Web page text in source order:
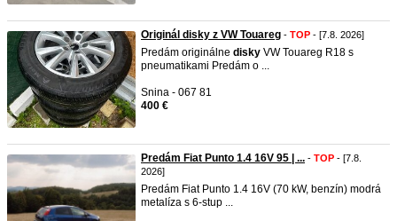
Originál disky z VW Touareg - TOP - [7.8. 2026]
Predám originálne disky VW Touareg R18 s
pneumatikami Predám o ...
Snina - 067 81
400 €
Predám Fiat Punto 1.4 16V 95 | ... - TOP - [7.8.
2026]
Predám Fiat Punto 1.4 16V (70 kW, benzín) modrá
metalíza s 6-stup ...